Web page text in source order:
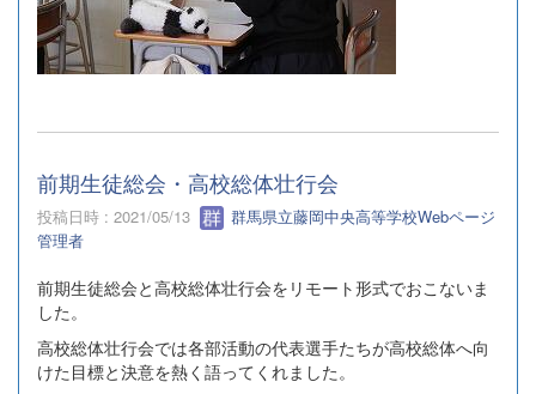
前期生徒総会・高校総体壮行会
投稿日時 : 2021/05/13
群馬県立藤岡中央高等学校Webページ
管理者
前期生徒総会と高校総体壮行会をリモート形式でおこないま
した。
高校総体壮行会では各部活動の代表選手たちが高校総体へ向
けた目標と決意を熱く語ってくれました。